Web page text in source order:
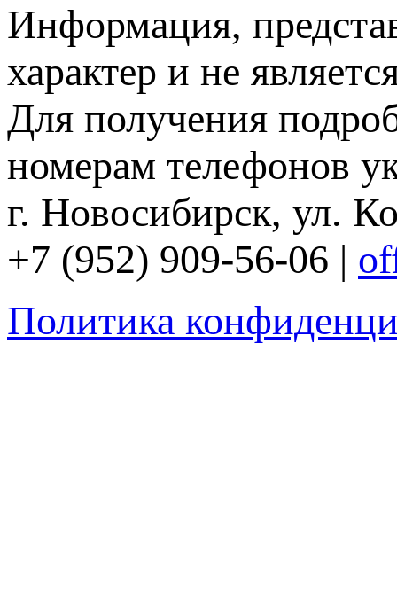
Информация,
характер и не
Для получения
номерам телефонов
г. Новосибирск, ул.
+7 (952) 909-56-06 |
Политика